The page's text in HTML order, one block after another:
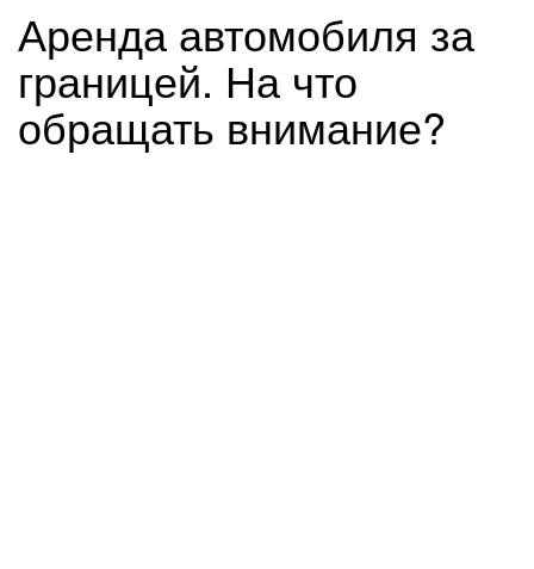
Аренда автомобиля за
границей. На что
обращать внимание?